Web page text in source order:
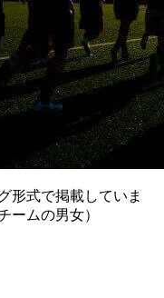
形式で掲載していま
ームの男女）